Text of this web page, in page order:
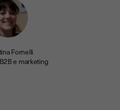
Fornelli
e marketing